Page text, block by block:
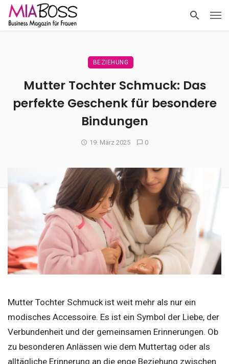
BEZIEHUNG
Mutter Tochter Schmuck: Das
perfekte Geschenk für besondere
Bindungen
19. März 2025 0
Mutter Tochter Schmuck ist weit mehr als nur ein
modisches Accessoire. Es ist ein Symbol der Liebe, der
Verbundenheit und der gemeinsamen Erinnerungen. Ob
zu besonderen Anlässen wie dem Muttertag oder als
alltägliche Erinnerung an die enge Beziehung zwischen